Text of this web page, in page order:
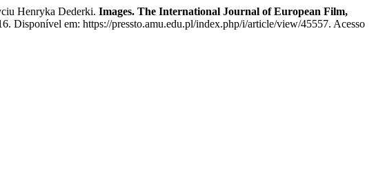
Henryka Dederki. Images. The International Journal of European Film,
Disponível em: https://pressto.amu.edu.pl/index.php/i/article/view/45557. Acesso